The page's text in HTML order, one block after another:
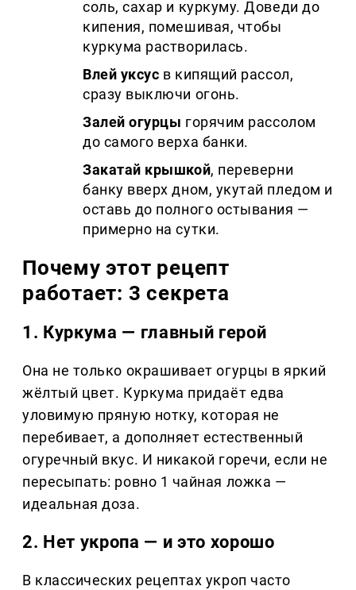
соль, сахар и куркуму. Доведи до
кипения, помешивая, чтобы
куркума растворилась.
Влей уксус в кипящий рассол,
сразу выключи огонь.
Залей огурцы горячим рассолом
до самого верха банки.
Закатай крышкой, переверни
банку вверх дном, укутай пледом и
оставь до полного остывания —
примерно на сутки.
Почему этот рецепт
работает: 3 секрета
1. Куркума — главный герой
Она не только окрашивает огурцы в яркий
жёлтый цвет. Куркума придаёт едва
уловимую пряную нотку, которая не
перебивает, а дополняет естественный
огуречный вкус. И никакой горечи, если не
пересыпать: ровно 1 чайная ложка —
идеальная доза.
2. Нет укропа — и это хорошо
В классических рецептах укроп часто